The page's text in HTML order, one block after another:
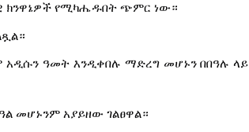
ክንዋኔዎች የሚካሔዱበት ጭምር ነው።
አዲሱን ዓመት እንዲቀበሉ ማድረግ መሆኑን በበዓሉ ላይ
መሆኑንም አያይዘው ገልፀዋል።